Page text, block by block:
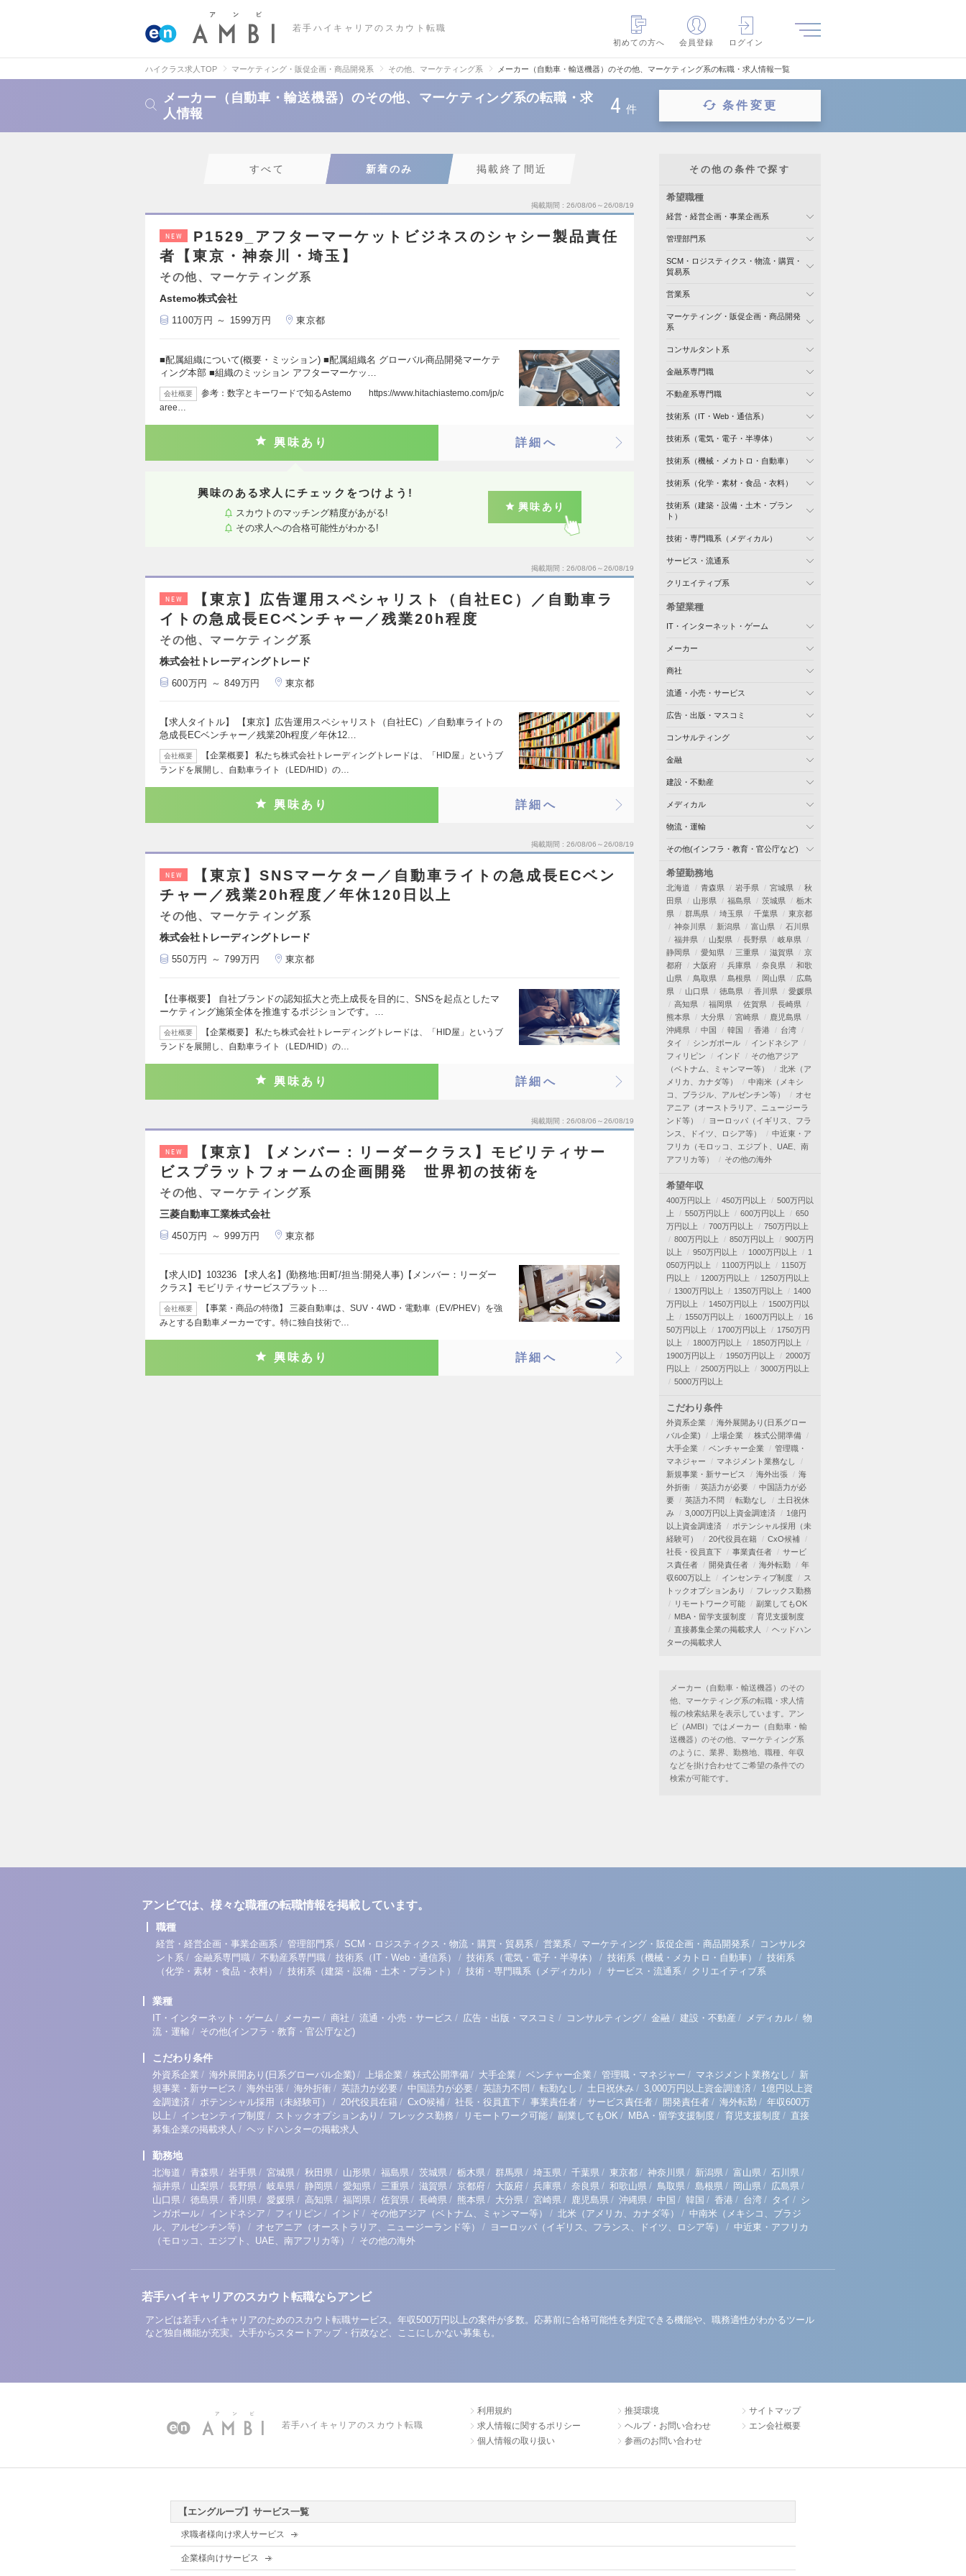
若手ハイキャリアのスカウト転職
初めての方へ
会員登録 ログイン
ハイクラス求人TOP マーケティング・販促企画・商品開発系 その他、マーケティング系 メーカー（自動車・輸送機器）のその他、マーケティング系の転職・求人情報一覧
メーカー（自動車・輸送機器）のその他、マーケティング系の転職・求
人情報
4 件 条件変更
すべて 新着のみ 掲載終了間近
掲載期間 26/08/06～26/08/19
NEW
P1529_アフターマーケットビジネスのシャシー製品責任
者【東京・神奈川・埼玉】
その他、マーケティング系
Astemo株式会社
1100万円 ～ 1599万円 東京都
■配属組織について(概要・ミッション) ■配属組織名 グローバル商品開発マーケテ
ィング本部 ■組織のミッション アフターマーケッ…
会社概要
参考：数字とキーワードで知るAstemo https://www.hitachiastemo.com/jp/c
aree…
興味あり 詳細へ
興味のある求人にチェックをつけよう!
スカウトのマッチング精度があがる!
その求人への合格可能性がわかる!
興味あり
掲載期間 26/08/06～26/08/19
NEW
【東京】広告運用スペシャリスト（自社EC）／自動車ラ
イトの急成長ECベンチャー／残業20h程度
その他、マーケティング系
株式会社トレーディングトレード
600万円 ～ 849万円 東京都
【求人タイトル】 【東京】広告運用スペシャリスト（自社EC）／自動車ライトの
急成長ECベンチャー／残業20h程度／年休12…
会社概要
【企業概要】 私たち株式会社トレーディングトレードは、「HID屋」というブ
ランドを展開し、自動車ライト（LED/HID）の…
興味あり 詳細へ
掲載期間 26/08/06～26/08/19
NEW
【東京】SNSマーケター／自動車ライトの急成長ECベン
チャー／残業20h程度／年休120日以上
その他、マーケティング系
株式会社トレーディングトレード
550万円 ～ 799万円 東京都
【仕事概要】 自社ブランドの認知拡大と売上成長を目的に、SNSを起点としたマ
ーケティング施策全体を推進するポジションです。…
会社概要
【企業概要】 私たち株式会社トレーディングトレードは、「HID屋」というブ
ランドを展開し、自動車ライト（LED/HID）の…
興味あり 詳細へ
掲載期間 26/08/06～26/08/19
NEW
【東京】【メンバー：リーダークラス】モビリティサー
ビスプラットフォームの企画開発 世界初の技術を
その他、マーケティング系
三菱自動車工業株式会社
450万円 ～ 999万円 東京都
【求人ID】103236 【求人名】(勤務地:田町/担当:開発人事)【メンバー：リーダー
クラス】モビリティサービスプラット…
会社概要
【事業・商品の特徴】 三菱自動車は、SUV・4WD・電動車（EV/PHEV）を強
みとする自動車メーカーです。特に独自技術で…
興味あり 詳細へ
その他の条件で探す
希望職種
経営・経営企画・事業企画系
管理部門系
SCM・ロジスティクス・物流・購買・
貿易系
営業系
マーケティング・販促企画・商品開発
系
コンサルタント系
金融系専門職
不動産系専門職
技術系（IT・Web・通信系）
技術系（電気・電子・半導体）
技術系（機械・メカトロ・自動車）
技術系（化学・素材・食品・衣料）
技術系（建築・設備・土木・プラン
ト）
技術・専門職系（メディカル）
サービス・流通系
クリエイティブ系
希望業種
IT・インターネット・ゲーム
メーカー
商社
流通・小売・サービス
広告・出版・マスコミ
コンサルティング
金融
建設・不動産
メディカル
物流・運輸
その他(インフラ・教育・官公庁など)
希望勤務地
北海道 青森県 岩手県 宮城県
秋
田県
山形県 福島県 茨城県
栃木
県
群馬県 埼玉県 千葉県
東京都
神奈川県
新潟県 富山県
石川県
福井県
山梨県 長野県
岐阜県
静岡県
愛知県 三重県 滋賀県
京
都府
大阪府 兵庫県 奈良県
和歌
山県
鳥取県 島根県 岡山県
広島
県
山口県 徳島県 香川県
愛媛県
高知県
福岡県 佐賀県
長崎県
熊本県
大分県 宮崎県
鹿児島県
沖縄県
中国 韓国 香港
台湾
タイ
シンガポール
インドネシア
フィリピン
インド
その他アジア
（ベトナム、ミャンマー等）
北米（ア
メリカ、カナダ等）
中南米（メキシ
コ、ブラジル、アルゼンチン等）
オセ
アニア（オーストラリア、ニュージーラ
ンド等）
ヨーロッパ（イギリス、フラ
ンス、ドイツ、ロシア等）
中近東・ア
フリカ（モロッコ、エジプト、UAE、南
アフリカ等）
その他の海外
希望年収
400万円以上 450万円以上
500万円以
上
550万円以上 600万円以上
650
万円以上
700万円以上
750万円以上
800万円以上
850万円以上
900万円
以上
950万円以上 1000万円以上
1
050万円以上
1100万円以上
1150万
円以上
1200万円以上
1250万円以上
1300万円以上
1350万円以上
1400
万円以上
1450万円以上
1500万円以
上
1550万円以上 1600万円以上
16
50万円以上
1700万円以上
1750万円
以上
1800万円以上
1850万円以上
1900万円以上
1950万円以上
2000万
円以上
2500万円以上
3000万円以上
5000万円以上
こだわり条件
外資系企業
海外展開あり(日系グロー
バル企業)
上場企業
株式公開準備
大手企業
ベンチャー企業
管理職・
マネジャー
マネジメント業務なし
新規事業・新サービス
海外出張
海
外折衝
英語力が必要
中国語力が必
要
英語力不問 転勤なし
土日祝休
み
3,000万円以上資金調達済
1億円
以上資金調達済
ポテンシャル採用（未
経験可）
20代役員在籍
CxO候補
社長・役員直下
事業責任者
サービ
ス責任者
開発責任者 海外転勤
年
収600万以上
インセンティブ制度
ス
トックオプションあり
フレックス勤務
リモートワーク可能
副業してもOK
MBA・留学支援制度
育児支援制度
直接募集企業の掲載求人
ヘッドハン
ターの掲載求人
メーカー（自動車・輸送機器）のその
他、マーケティング系の転職・求人情
報の検索結果を表示しています。アン
ビ（AMBI）ではメーカー（自動車・輸
送機器）のその他、マーケティング系
のように、業界、勤務地、職種、年収
などを掛け合わせてご希望の条件での
検索が可能です。
アンビでは、様々な職種の転職情報を掲載しています。
職種
経営・経営企画・事業企画系 / 管理部門系 / SCM・ロジスティクス・物流・購買・貿易系 / 営業系 / マーケティング・販促企画・商品開発系 / コンサルタ
ント系 / 金融系専門職 / 不動産系専門職 / 技術系（IT・Web・通信系） / 技術系（電気・電子・半導体） / 技術系（機械・メカトロ・自動車） / 技術系
（化学・素材・食品・衣料）
/ 技術系（建築・設備・土木・プラント） / 技術・専門職系（メディカル） / サービス・流通系 / クリエイティブ系
業種
IT・インターネット・ゲーム / メーカー / 商社 / 流通・小売・サービス / 広告・出版・マスコミ / コンサルティング / 金融 / 建設・不動産 / メディカル / 物
流・運輸 / その他(インフラ・教育・官公庁など)
こだわり条件
外資系企業 / 海外展開あり(日系グローバル企業) / 上場企業 / 株式公開準備 / 大手企業 / ベンチャー企業 / 管理職・マネジャー / マネジメント業務なし / 新
規事業・新サービス / 海外出張 / 海外折衝 / 英語力が必要 / 中国語力が必要 / 英語力不問 / 転勤なし / 土日祝休み / 3,000万円以上資金調達済 / 1億円以上資
金調達済 / ポテンシャル採用（未経験可） / 20代役員在籍 / CxO候補 / 社長・役員直下 / 事業責任者 / サービス責任者 / 開発責任者 / 海外転勤 / 年収600万
以上 / インセンティブ制度 / ストックオプションあり / フレックス勤務 / リモートワーク可能 / 副業してもOK / MBA・留学支援制度 / 育児支援制度 / 直接
募集企業の掲載求人 / ヘッドハンターの掲載求人
勤務地
北海道 / 青森県 / 岩手県 / 宮城県 / 秋田県 / 山形県 / 福島県 / 茨城県 / 栃木県 / 群馬県 / 埼玉県 / 千葉県 / 東京都 / 神奈川県 / 新潟県 / 富山県 / 石川県 /
福井県 / 山梨県 / 長野県 / 岐阜県 / 静岡県 / 愛知県 / 三重県 / 滋賀県 / 京都府 / 大阪府 / 兵庫県 / 奈良県 / 和歌山県 / 鳥取県 / 島根県 / 岡山県 / 広島県 /
山口県 / 徳島県 / 香川県 / 愛媛県 / 高知県 / 福岡県 / 佐賀県 / 長崎県 / 熊本県 / 大分県 / 宮崎県 / 鹿児島県 / 沖縄県 / 中国 / 韓国 / 香港 / 台湾 / タイ / シ
ンガポール / インドネシア / フィリピン / インド / その他アジア（ベトナム、ミャンマー等） / 北米（アメリカ、カナダ等） / 中南米（メキシコ、ブラジ
ル、アルゼンチン等）
/ オセアニア（オーストラリア、ニュージーランド等） / ヨーロッパ（イギリス、フランス、ドイツ、ロシア等） / 中近東・アフリカ
（モロッコ、エジプト、UAE、南アフリカ等）
/ その他の海外
若手ハイキャリアのスカウト転職ならアンビ
アンビは若手ハイキャリアのためのスカウト転職サービス。年収500万円以上の案件が多数。応募前に合格可能性を判定できる機能や、職務適性がわかるツール
など独自機能が充実。大手からスタートアップ・行政など、ここにしかない募集も。
若手ハイキャリアのスカウト転職
利用規約
求人情報に関するポリシー
個人情報の取り扱い
推奨環境
ヘルプ・お問い合わせ
参画のお問い合わせ
サイトマップ
エン会社概要
【エングループ】サービス一覧
求職者様向け求人サービス
企業様向けサービス